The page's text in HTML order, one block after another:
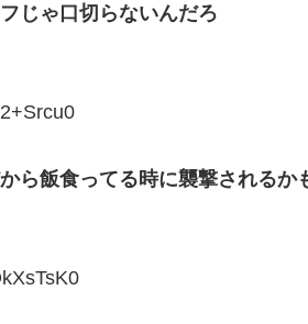
じゃ口切らないんだろ
ら飯食ってる時に襲撃されるか